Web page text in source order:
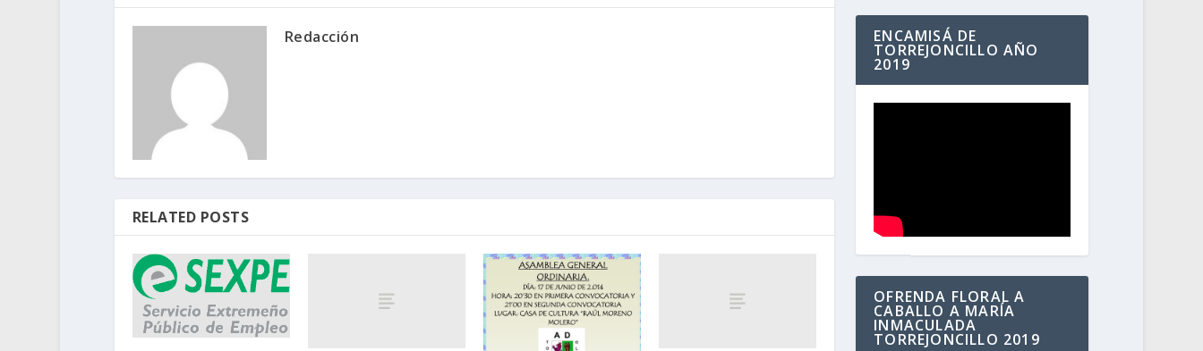
Redacción
RELATED POSTS
ENCAMISÁ DE
TORREJONCILLO AÑO
2019
OFRENDA FLORAL A
CABALLO A MARÍA
INMACULADA
TORREJONCILLO 2019